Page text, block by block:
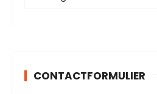
r CONTACTFORMULIER